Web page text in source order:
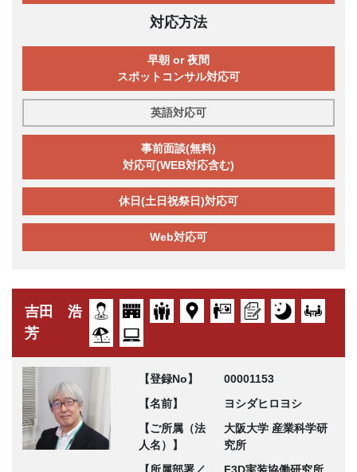
対応方法
早朝 or 夜間
スポットコンサル対応可
英語対応可
事前面談(無料)
対応可(WEB対応含む)
休日(土日祝祭日)対応可
Web対応可
吉田 浩
芳
【登録No】
00001153
【名前】
ヨシダヒロヨシ
【ご所属（法
人名）】
大阪大学 産業科学研
究所